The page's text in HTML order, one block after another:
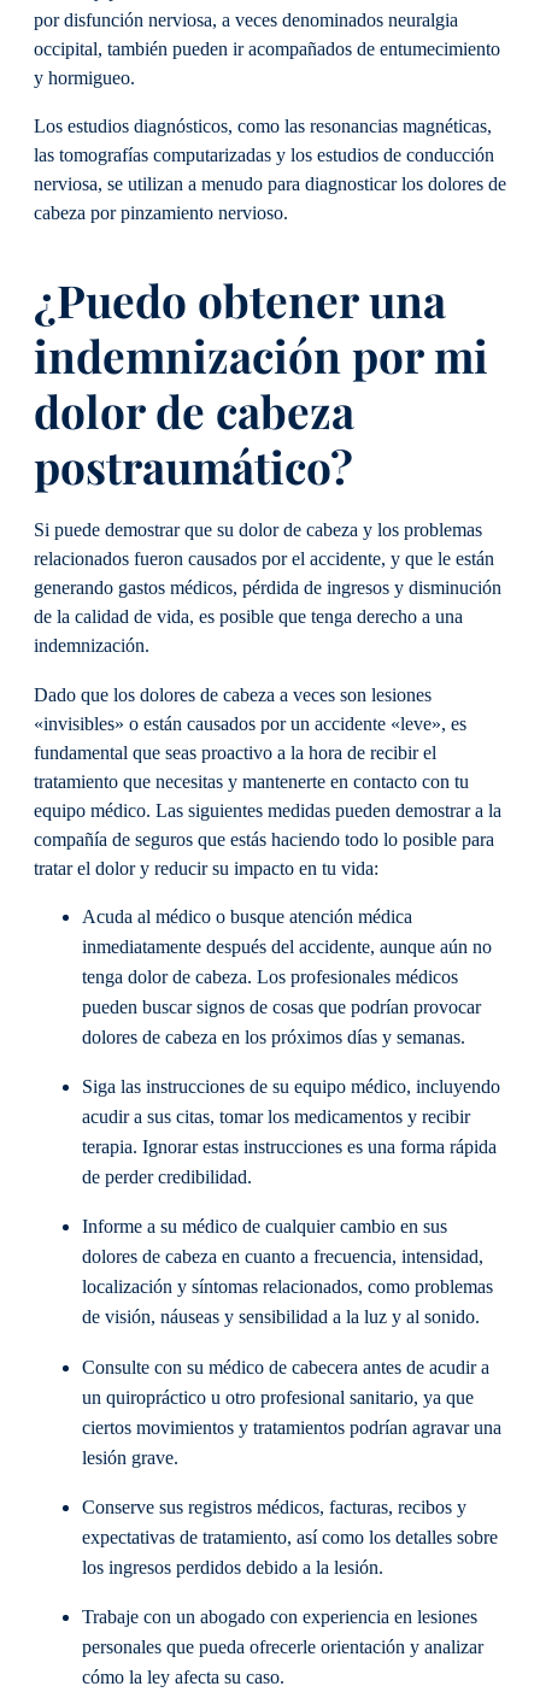
por disfunción nerviosa, a veces denominados neuralgia
occipital, también pueden ir acompañados de entumecimiento
y hormigueo.
Los estudios diagnósticos, como las resonancias magnéticas,
las tomografías computarizadas y los estudios de conducción
nerviosa, se utilizan a menudo para diagnosticar los dolores de
cabeza por pinzamiento nervioso.
¿Puedo obtener una
indemnización por mi
dolor de cabeza
postraumático?
Si puede demostrar que su dolor de cabeza y los problemas
relacionados fueron causados por el accidente, y que le están
generando gastos médicos, pérdida de ingresos y disminución
de la calidad de vida, es posible que tenga derecho a una
indemnización.
Dado que los dolores de cabeza a veces son lesiones
«invisibles» o están causados por un accidente «leve», es
fundamental que seas proactivo a la hora de recibir el
tratamiento que necesitas y mantenerte en contacto con tu
equipo médico. Las siguientes medidas pueden demostrar a la
compañía de seguros que estás haciendo todo lo posible para
tratar el dolor y reducir su impacto en tu vida:
Acuda al médico o busque atención médica
inmediatamente después del accidente, aunque aún no
tenga dolor de cabeza. Los profesionales médicos
pueden buscar signos de cosas que podrían provocar
dolores de cabeza en los próximos días y semanas.
Siga las instrucciones de su equipo médico, incluyendo
acudir a sus citas, tomar los medicamentos y recibir
terapia. Ignorar estas instrucciones es una forma rápida
de perder credibilidad.
Informe a su médico de cualquier cambio en sus
dolores de cabeza en cuanto a frecuencia, intensidad,
localización y síntomas relacionados, como problemas
de visión, náuseas y sensibilidad a la luz y al sonido.
Consulte con su médico de cabecera antes de acudir a
un quiropráctico u otro profesional sanitario, ya que
ciertos movimientos y tratamientos podrían agravar una
lesión grave.
Conserve sus registros médicos, facturas, recibos y
expectativas de tratamiento, así como los detalles sobre
los ingresos perdidos debido a la lesión.
Trabaje con un abogado con experiencia en lesiones
personales que pueda ofrecerle orientación y analizar
cómo la ley afecta su caso.